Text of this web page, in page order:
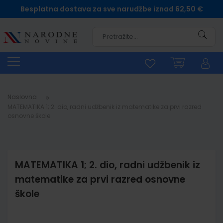
Besplatna dostava za sve narudžbe iznad 62,50 €
Naslovna
MATEMATIKA 1; 2. dio, radni udžbenik iz
matematike za prvi razred osnovne
škole